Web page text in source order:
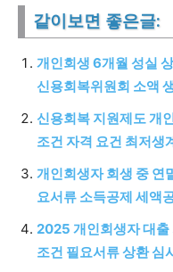
같이보면 좋은글:
개인회생 6개월 성실
신용회복위원회 소액
신용회복 지원제도 개
조건 자격 요건 최저생
개인회생자 회생 중 연
요서류 소득공제 세액
2025 개인회생자 대출
조건 필요서류 상환 심